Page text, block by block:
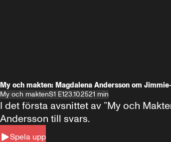
My och makten: Magdalena Andersson om
My och maktenS1 E123.10.2521 min
Spela upp
I det första avsnittet av ”My och
Andersson till svars.